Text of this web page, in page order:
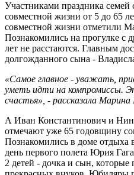
Участниками праздника семей
совместной жизни от 5 до 65
совместной жизни отметили
Познакомились на прогулке с
лет не расстаются. Главным
долгожданного сына -
«Самое главное - уважать,
уметь идти на компромиссы.
счастья», - рассказала Марина
А Иван Константинович и
отмечают уже 65 годовщину
Познакомились в доме отдыха
день первого полета Юрия
2 детей - дочка и сын, которые